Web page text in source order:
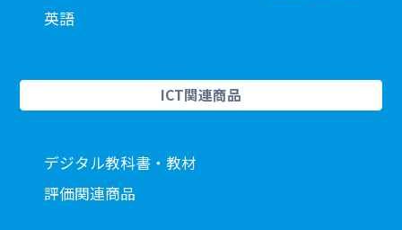
英語
ICT関連商品
デジタル教科書・教材
評価関連商品